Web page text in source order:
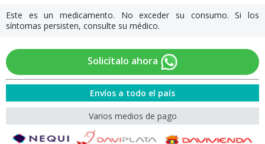
Este es un medicamento. No exceder su consumo. Si los
síntomas persisten, consulte su médico.
Solicítalo ahora
Envíos a todo el país
Varios medios de pago